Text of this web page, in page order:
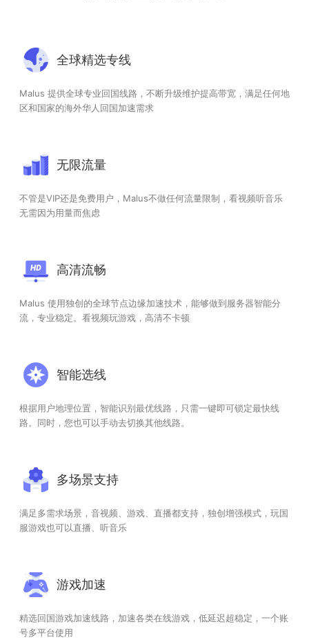
全球精选专线
Malus 提供全球专业回国线路，不断升级维护提高带宽，满足任何地
区和国家的海外华人回国加速需求
无限流量
不管是VIP还是免费用户，Malus不做任何流量限制，看视频听音乐
无需因为用量而焦虑
高清流畅
Malus 使用独创的全球节点边缘加速技术，能够做到服务器智能分
流，专业稳定。看视频玩游戏，高清不卡顿
智能选线
根据用户地理位置，智能识别最优线路，只需一键即可锁定最快线
路。同时，您也可以手动去切换其他线路。
多场景支持
满足多需求场景，音视频、游戏、直播都支持，独创增强模式，玩国
服游戏也可以直播、听音乐
游戏加速
精选回国游戏加速线路，加速各类在线游戏，低延迟超稳定，一个账
号多平台使用